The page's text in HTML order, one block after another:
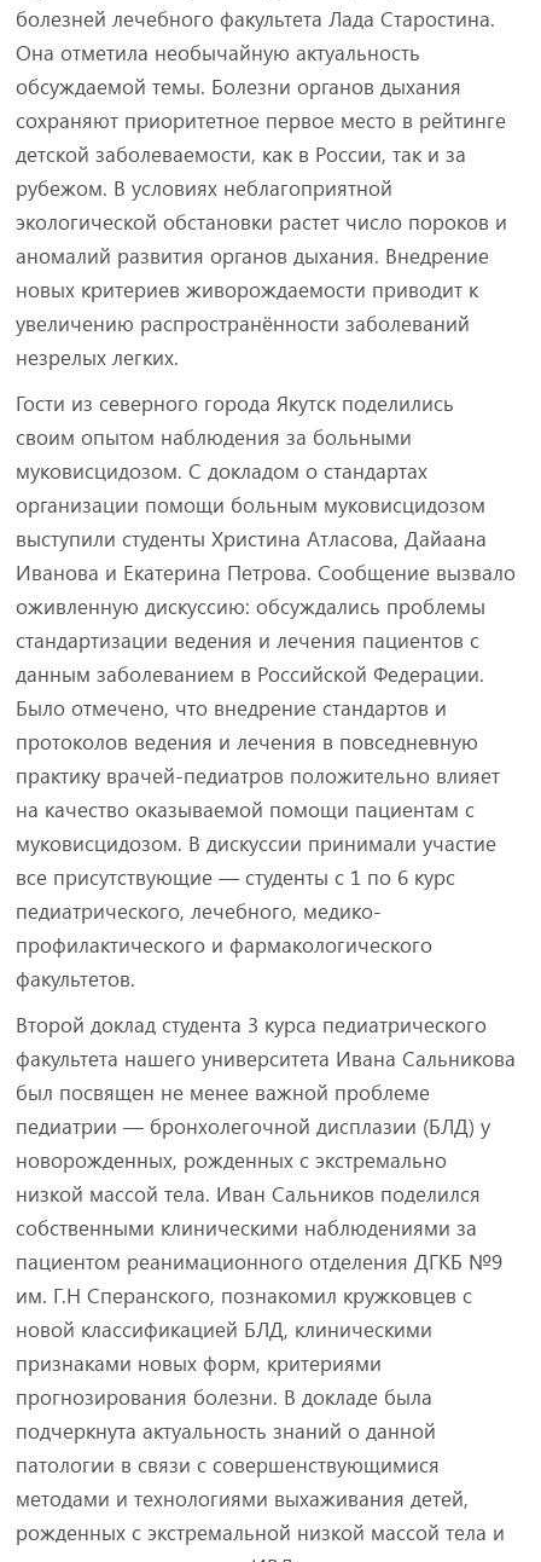
болезней лечебного факультета Лада Старостина.
Она отметила необычайную актуальность
обсуждаемой темы. Болезни органов дыхания
сохраняют приоритетное первое место в рейтинге
детской заболеваемости, как в России, так и за
рубежом. В условиях неблагоприятной
экологической обстановки растет число пороков и
аномалий развития органов дыхания. Внедрение
новых критериев живорождаемости приводит к
увеличению распространённости заболеваний
незрелых легких.
Гости из северного города Якутск поделились
своим опытом наблюдения за больными
муковисцидозом. С докладом о стандартах
организации помощи больным муковисцидозом
выступили студенты Христина Атласова, Дайаана
Иванова и Екатерина Петрова. Сообщение вызвало
оживленную дискуссию: обсуждались проблемы
стандартизации ведения и лечения пациентов с
данным заболеванием в Российской Федерации.
Было отмечено, что внедрение стандартов и
протоколов ведения и лечения в повседневную
практику врачей-педиатров положительно влияет
на качество оказываемой помощи пациентам с
муковисцидозом. В дискуссии принимали участие
все присутствующие — студенты с 1 по 6 курс
педиатрического, лечебного, медико-
профилактического и фармакологического
факультетов.
Второй доклад студента 3 курса педиатрического
факультета нашего университета Ивана Сальникова
был посвящен не менее важной проблеме
педиатрии — бронхолегочной дисплазии (БЛД) у
новорожденных, рожденных с экстремально
низкой массой тела. Иван Сальников поделился
собственными клиническими наблюдениями за
пациентом реанимационного отделения ДГКБ №9
им. Г.Н Сперанского, познакомил кружковцев с
новой классификацией БЛД, клиническими
признаками новых форм, критериями
прогнозирования болезни. В докладе была
подчеркнута актуальность знаний о данной
патологии в связи с совершенствующимися
методами и технологиями выхаживания детей,
рожденных с экстремальной низкой массой тела и